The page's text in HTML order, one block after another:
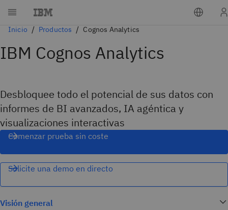
Inicio Productos Cognos Analytics
IBM Cognos Analytics
Desbloquee todo el potencial de sus datos con
informes de BI avanzados, IA agéntica y
visualizaciones interactivas
Comenzar prueba sin coste
Solicite una demo en directo
Visión general